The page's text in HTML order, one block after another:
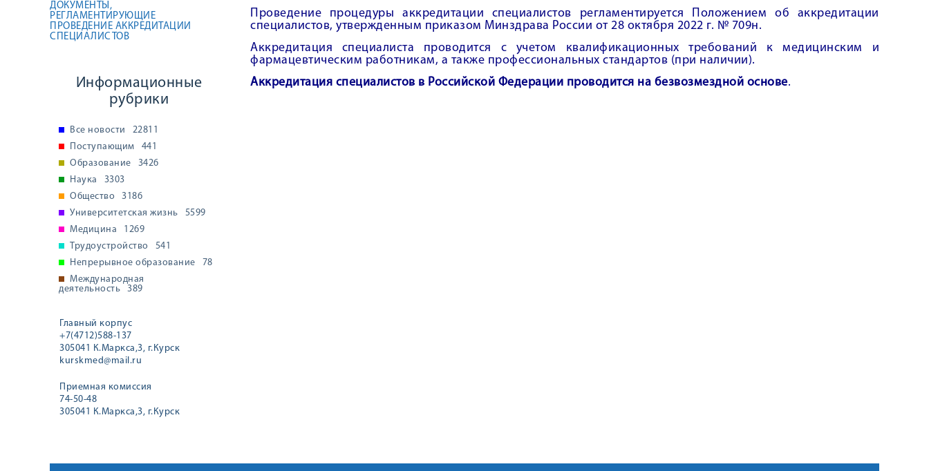
ДОКУМЕНТЫ,
РЕГЛАМЕНТИРУЮЩИЕ
ПРОВЕДЕНИЕ АККРЕДИТАЦИИ
СПЕЦИАЛИСТОВ
Информационные
рубрики
Все новости
22811
Поступающим
441
Образование
3426
Наука
3303
Общество
3186
Университетская жизнь
5599
Медицина
1269
Трудоустройство
541
Непрерывное образование
78
Международная
деятельность
389
Главный корпус
+7(4712)588-137
305041 К.Маркса,3, г.Курск
kurskmed@mail.ru
Приемная комиссия
74-50-48
305041 К.Маркса,3, г.Курск
Проведение процедуры аккредитации специалистов регламентируется Положением об аккредитации
специалистов, утвержденным приказом Минздрава России от 28 октября 2022 г. № 709н.
Аккредитация специалиста проводится с учетом квалификационных требований к медицинским и
фармацевтическим работникам, а также профессиональных стандартов (при наличии).
Аккредитация специалистов в Российской Федерации проводится на безвозмездной основе.